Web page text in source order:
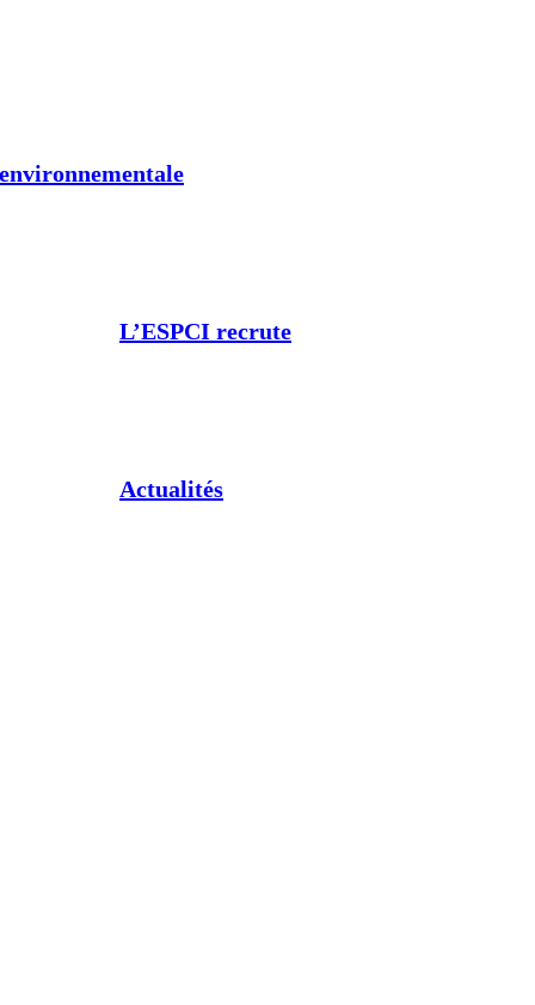
L’ESPCI recrute
Actualités